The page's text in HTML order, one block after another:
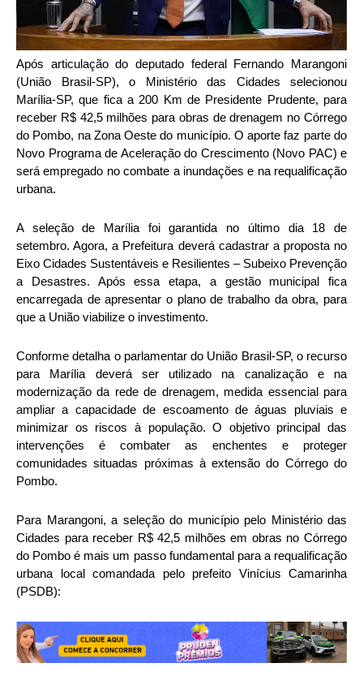
Após articulação do deputado federal Fernando Marangoni
(União Brasil-SP), o Ministério das Cidades selecionou
Marília-SP, que fica a 200 Km de Presidente Prudente, para
receber R$ 42,5 milhões para obras de drenagem no Córrego
do Pombo, na Zona Oeste do município. O aporte faz parte do
Novo Programa de Aceleração do Crescimento (Novo PAC) e
será empregado no combate a inundações e na requalificação
urbana.
A seleção de Marília foi garantida no último dia 18 de
setembro. Agora, a Prefeitura deverá cadastrar a proposta no
Eixo Cidades Sustentáveis e Resilientes – Subeixo Prevenção
a Desastres. Após essa etapa, a gestão municipal fica
encarregada de apresentar o plano de trabalho da obra, para
que a União viabilize o investimento.
Conforme detalha o parlamentar do União Brasil-SP, o recurso
para Marília deverá ser utilizado na canalização e na
modernização da rede de drenagem, medida essencial para
ampliar a capacidade de escoamento de águas pluviais e
minimizar os riscos à população. O objetivo principal das
intervenções é combater as enchentes e proteger
comunidades situadas próximas à extensão do Córrego do
Pombo.
Para Marangoni, a seleção do município pelo Ministério das
Cidades para receber R$ 42,5 milhões em obras no Córrego
do Pombo é mais um passo fundamental para a requalificação
urbana local comandada pelo prefeito Vinícius Camarinha
(PSDB):